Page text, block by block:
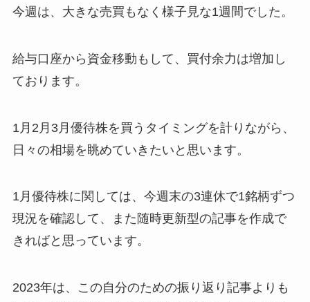
今週は、大きな売買もなく様子見な1週間でした。
給与口座から資金移動もして、買付余力は増加し
ております。
1月2月3月優待株を買うタイミングを計りながら、
日々の相場を眺めていきたいと思います。
1月優待株に関しては、今週末の3連休で1銘柄ずつ
現況を確認して、また随時更新型の記事を作成で
きればと思っています。
2023年は、この自分のための振り返り記事よりも